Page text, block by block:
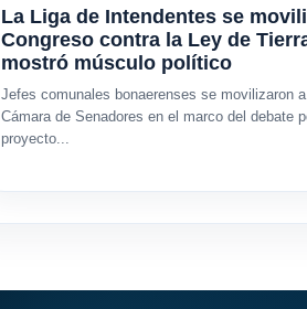
La Liga de Intendentes se
Congreso contra la Ley de
mostró músculo político
Jefes comunales bonaerenses se movilizaron
Cámara de Senadores en el marco del debate
proyecto...